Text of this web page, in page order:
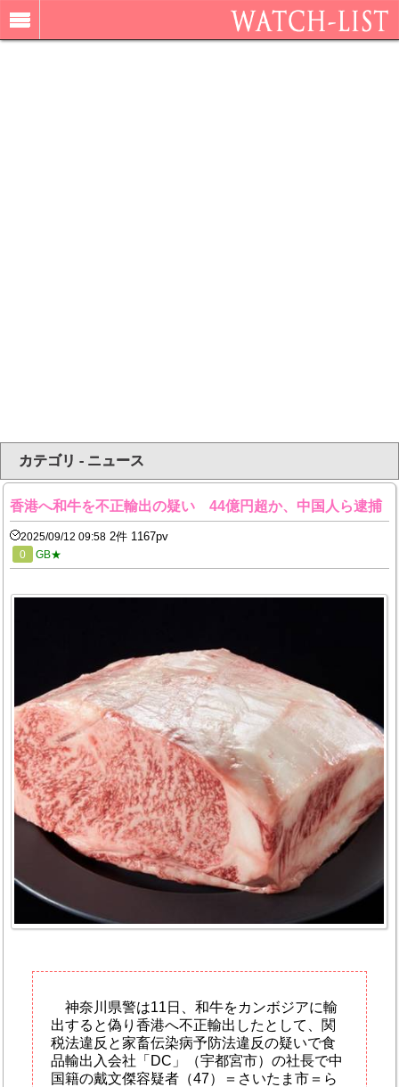
カテゴリ - ニュース
香港へ和牛を不正輸出の疑い 44億円超か、中国人ら逮捕
2025/09/12 09:58 2件 1167pv
0 GB★
神奈川県警は11日、和牛をカンボジアに輸
出すると偽り香港へ不正輸出したとして、関
税法違反と家畜伝染病予防法違反の疑いで食
品輸出入会社「DC」（宇都宮市）の社長で中
国籍の戴文傑容疑者（47）＝さいたま市＝ら